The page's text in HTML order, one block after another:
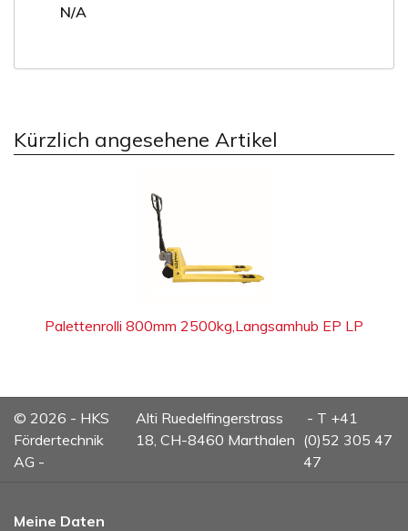
N/A
Kürzlich angesehene Artikel
Palettenrolli 800mm 2500kg,Langsamhub EP LP
© 2026 - HKS
Fördertechnik
AG -
Alti Ruedelfingerstrass
18, CH-8460 Marthalen
- T +41
(0)52 305 47
47
Meine Daten